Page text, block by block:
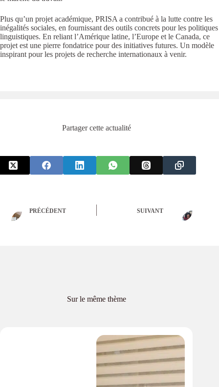
Plus qu’un projet académique, PRISA a contribué à la lutte contre les
inégalités sociales, en fournissant des outils concrets pour les politiques
linguistiques. En reliant l’Amérique latine, l’Europe et le Canada, ce
projet est une pierre fondatrice pour des initiatives futures. Un modèle
inspirant pour les projets de recherche internationaux à venir.
Partager cette actualité
PRÉCÉDENT SUIVANT
Sur le même thème